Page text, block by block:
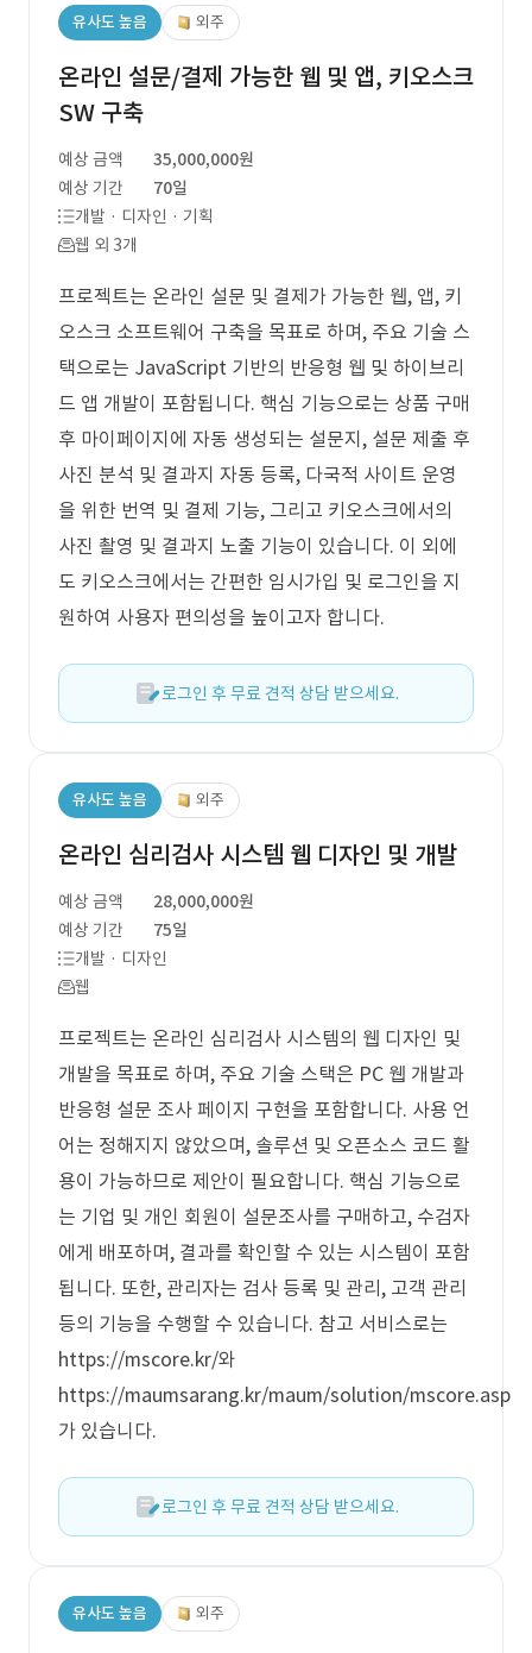
유사도 높음 외주
온라인 설문/결제 가능한 웹 및 앱, 키오스크
SW 구축
예상 금액
35,000,000원
예상 기간
70일
개발 · 디자인 · 기획
웹 외 3개
프로젝트는 온라인 설문 및 결제가 가능한 웹, 앱, 키
오스크 소프트웨어 구축을 목표로 하며, 주요 기술 스
택으로는 JavaScript 기반의 반응형 웹 및 하이브리
드 앱 개발이 포함됩니다. 핵심 기능으로는 상품 구매
후 마이페이지에 자동 생성되는 설문지, 설문 제출 후
사진 분석 및 결과지 자동 등록, 다국적 사이트 운영
을 위한 번역 및 결제 기능, 그리고 키오스크에서의
사진 촬영 및 결과지 노출 기능이 있습니다. 이 외에
도 키오스크에서는 간편한 임시가입 및 로그인을 지
원하여 사용자 편의성을 높이고자 합니다.
로그인 후 무료 견적 상담 받으세요.
유사도 높음 외주
온라인 심리검사 시스템 웹 디자인 및 개발
예상 금액
28,000,000원
예상 기간
75일
개발 · 디자인
웹
프로젝트는 온라인 심리검사 시스템의 웹 디자인 및
개발을 목표로 하며, 주요 기술 스택은 PC 웹 개발과
반응형 설문 조사 페이지 구현을 포함합니다. 사용 언
어는 정해지지 않았으며, 솔루션 및 오픈소스 코드 활
용이 가능하므로 제안이 필요합니다. 핵심 기능으로
는 기업 및 개인 회원이 설문조사를 구매하고, 수검자
에게 배포하며, 결과를 확인할 수 있는 시스템이 포함
됩니다. 또한, 관리자는 검사 등록 및 관리, 고객 관리
등의 기능을 수행할 수 있습니다. 참고 서비스로는
https://mscore.kr/와
https://maumsarang.kr/maum/solution/mscore.asp
가 있습니다.
로그인 후 무료 견적 상담 받으세요.
유사도 높음 외주